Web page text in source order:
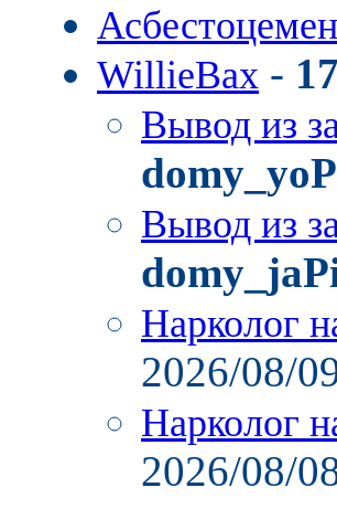
WillieBax -
Вывод из
Вывод из
Нарколог
2026/08/
Нарколог
2026/08/